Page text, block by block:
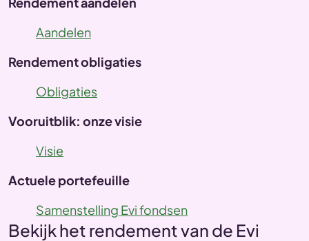
Aandelen
Rendement obligaties
Obligaties
Vooruitblik: onze visie
Visie
Actuele portefeuille
Samenstelling Evi fondsen
Bekijk het rendement van de Evi